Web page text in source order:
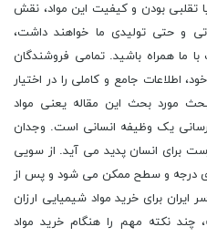
تقلبی بودن و کیفیت این مواد، نقش
و حتی تولیدی ما خواهند داشت،
ما همراه باشید. تمامی فروشندگان
اطلاعات جامع و کاملی را در اختیار
مورد بحث این مقاله یعنی مواد
رسانی یک وظیفه انسانی است. وجدان
برای انسان پدید می آید. از سویی
درجه و سطح ممکن می شود و پس از
برای خرید مواد شیمیایی ارزان
چند نکته مهم را هنگام خرید مواد